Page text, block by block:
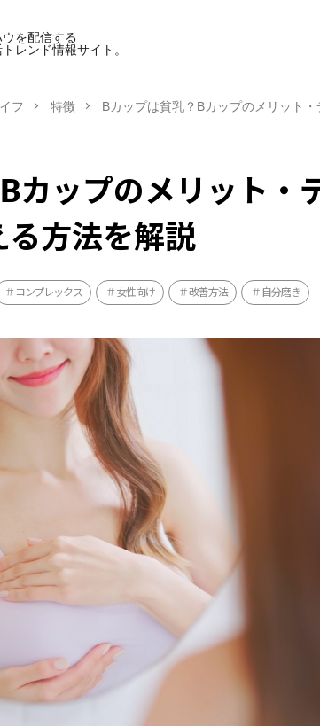
を配信する
レンド情報サイト。
フ 特徴 Bカップは貧乳？Bカップのメリット
カップのメリット・
る方法を解説
コンプレックス 女性向け 改善方法 自分磨き